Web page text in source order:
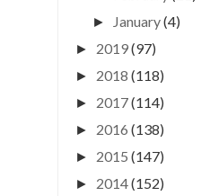
► January(4)
► 2019(97)
► 2018 (118)
► 2017(114)
► 2016 (138)
► 2015 (147)
► 2014(152)